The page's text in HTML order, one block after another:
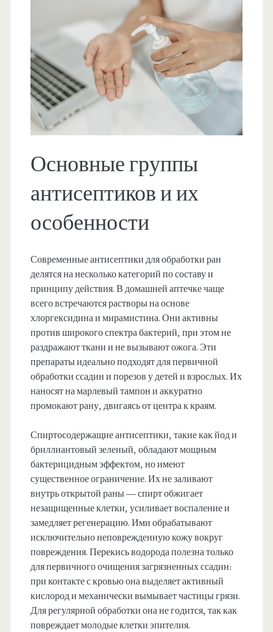
Основные группы
антисептиков и их
особенности
Современные антисептики для обработки ран
делятся на несколько категорий по составу и
принципу действия. В домашней аптечке чаще
всего встречаются растворы на основе
хлоргексидина и мирамистина. Они активны
против широкого спектра бактерий, при этом не
раздражают ткани и не вызывают ожога. Эти
препараты идеально подходят для первичной
обработки ссадин и порезов у детей и взрослых. Их
наносят на марлевый тампон и аккуратно
промокают рану, двигаясь от центра к краям.
Спиртосодержащие антисептики, такие как йод и
бриллиантовый зеленый, обладают мощным
бактерицидным эффектом, но имеют
существенное ограничение. Их не заливают
внутрь открытой раны — спирт обжигает
незащищенные клетки, усиливает воспаление и
замедляет регенерацию. Ими обрабатывают
исключительно неповрежденную кожу вокруг
повреждения. Перекись водорода полезна только
для первичного очищения загрязненных ссадин:
при контакте с кровью она выделяет активный
кислород и механически вымывает частицы грязи.
Для регулярной обработки она не годится, так как
повреждает молодые клетки эпителия.